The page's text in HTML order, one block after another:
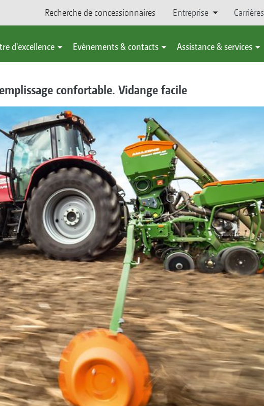
Recherche de concessionnaires Entreprise Carrières
d'excellence Evènements & contacts Assistance & services
confortable. Vidange facile